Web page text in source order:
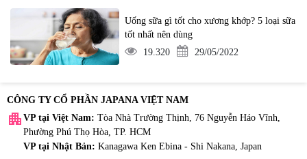
Uống sữa gì tốt cho xương khớp? 5 loại sữa
tốt nhất nên dùng
19.320
29/05/2022
CÔNG TY CỔ PHẦN JAPANA VIỆT NAM
apartment VP tại Việt Nam: Tòa Nhà Trường Thịnh, 76 Nguyễn Háo Vĩnh,
Phường Phú Thọ Hòa, TP. HCM
VP tại Nhật Bản: Kanagawa Ken Ebina - Shi Nakana, Japan